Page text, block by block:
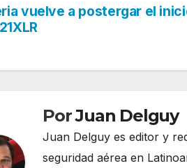
vuelve a postergar el
PorJuan Delguy
Juan Delguy es editor y
seguridad aérea en